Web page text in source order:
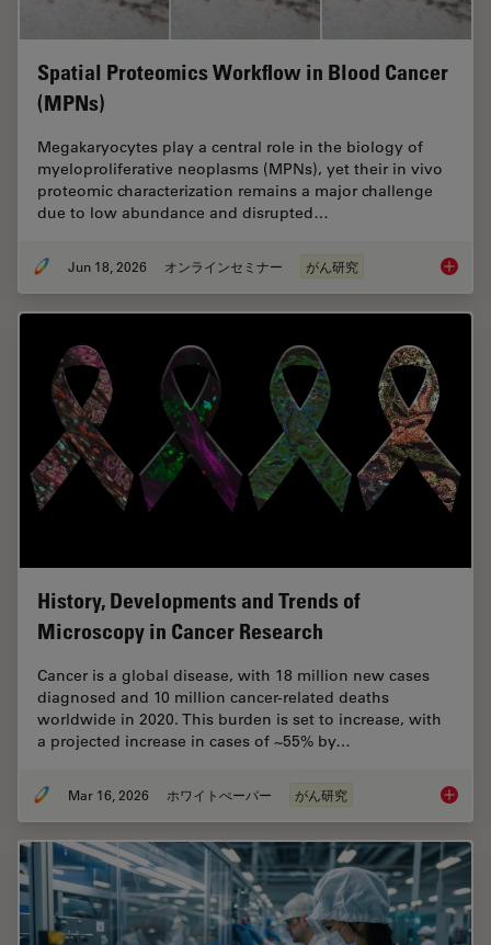
Spatial Proteomics Workflow in Blood Cancer
(MPNs)
Megakaryocytes play a central role in the biology of
myeloproliferative neoplasms (MPNs), yet their in vivo
proteomic characterization remains a major challenge
due to low abundance and disrupted…
Jun 18, 2026 オンラインセミナー がん研究 Spatial
History, Developments and Trends of
Microscopy in Cancer Research
Cancer is a global disease, with 18 million new cases
diagnosed and 10 million cancer-related deaths
worldwide in 2020. This burden is set to increase, with
a projected increase in cases of ~55% by…
Mar 16, 2026 ホワイトぺーパー がん研究